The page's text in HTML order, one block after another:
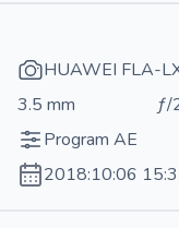
HUAWEI FLA-
3.5 mm
ƒ/
Program AE
2018:10:06